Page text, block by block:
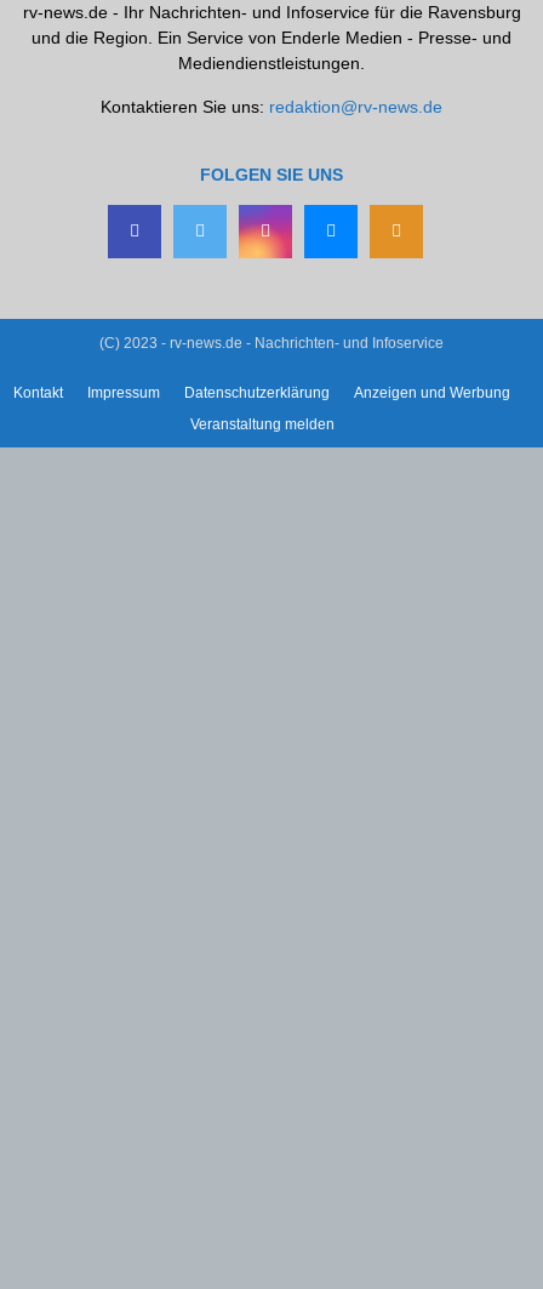
rv-news.de - Ihr Nachrichten- und Infoservice für die Ravensburg
und die Region. Ein Service von Enderle Medien - Presse- und
Mediendienstleistungen.
Kontaktieren Sie uns: redaktion@rv-news.de
FOLGEN SIE UNS
(C) 2023 - rv-news.de - Nachrichten- und Infoservice
Kontakt Impressum Datenschutzerklärung
Anzeigen und Werbung
Veranstaltung melden